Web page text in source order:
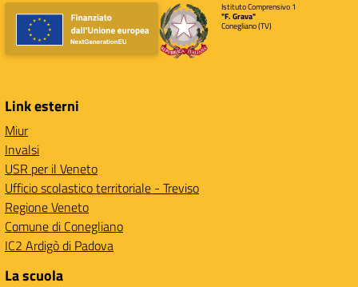
Istituto Comprensivo 1
"F. Grava"
Conegliano (TV)
Link esterni
Miur
Invalsi
USR per il Veneto
Ufficio scolastico territoriale - Treviso
Regione Veneto
Comune di Conegliano
IC2 Ardigò di Padova
La scuola